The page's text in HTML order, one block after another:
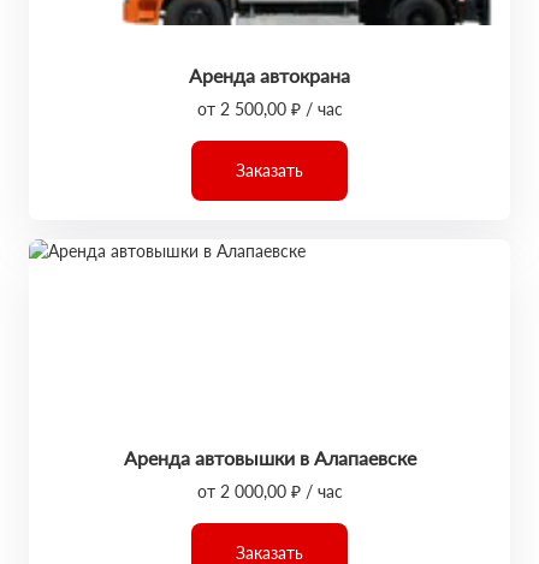
Аренда автокрана
от 2 500,00 ₽ / час
Заказать
Аренда автовышки в Алапаевске
от 2 000,00 ₽ / час
Заказать